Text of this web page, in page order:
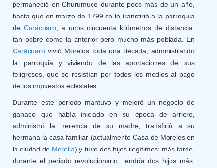
permaneció en Churumuco durante poco más de un año,
hasta que en marzo de 1799 se le transfirió a la parroquia
de Carácuaro , a unos cincuenta kilómetros de distancia,
tan pobre como la anterior pero mucho más poblada. En
Carácuaro vivió Morelos toda una década, administrando
la parroquia y viviendo de las aportaciones de sus
feligreses, que se resistían por todos los medios al pago
de los impuestos eclesiales.
Durante este periodo mantuvo y mejoró un negocio de
ganado que había iniciado en su época de arriero,
administró la herencia de su madre, transfirió a su
hermana la casa familiar (actualmente Casa de Morelos en
la ciudad de Morelia) y tuvo dos hijos ilegítimos; más tarde,
durante el periodo revolucionario, tendría dos hijos más.